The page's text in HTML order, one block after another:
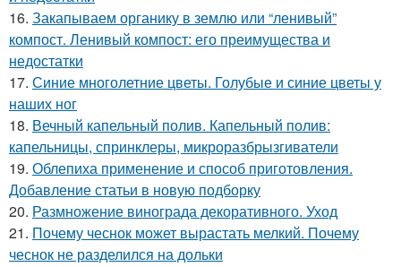
16. Закапываем органику в землю или “ленивый”
компост. Ленивый компост: его преимущества и
недостатки
17. Синие многолетние цветы. Голубые и синие цветы у
наших ног
18. Вечный капельный полив. Капельный полив:
капельницы, спринклеры, микроразбрызгиватели
19. Облепиха применение и способ приготовления.
Добавление статьи в новую подборку
20. Размножение винограда декоративного. Уход
21. Почему чеснок может вырастать мелкий. Почему
чеснок не разделился на дольки